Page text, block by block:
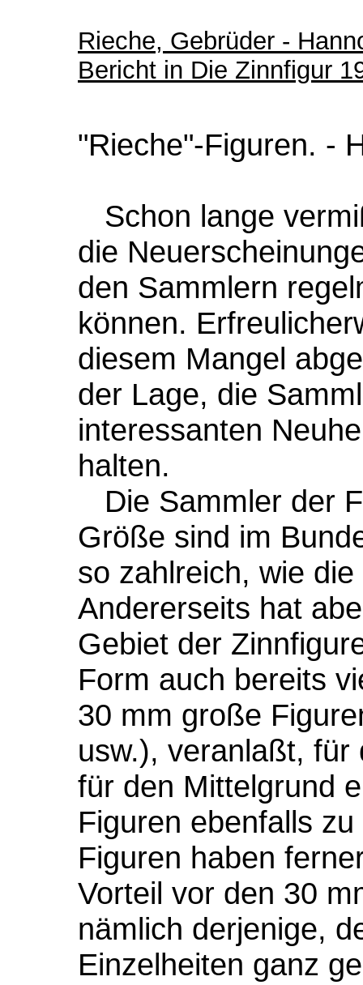
Rieche, Gebrüder -
Bericht in Die Zinnfigur
"Rieche"-Figuren. -
Schon lange
die
den Sammlern
können.
diesem Mangel
der Lage, die
interessanten
halten.
Die Sammler der
Größe sind im
so zahlreich, wie
Andererseits hat
Gebiet der
Form auch bereits
30 mm große
usw.), veranlaßt, für
für den Mittelgrund
Figuren ebenfalls
Figuren haben
Vorteil vor den 30
nämlich derjenige,
Einzelheiten ganz